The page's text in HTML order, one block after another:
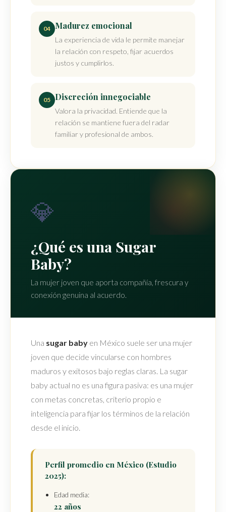
04 Madurez emocional
La experiencia de vida le permite manejar
la relación con respeto, fijar acuerdos
justos y cumplirlos.
05 Discreción innegociable
Valora la privacidad. Entiende que la
relación se mantiene fuera del radar
familiar y profesional de ambos.
💎
¿Qué es una Sugar
Baby?
La mujer joven que aporta compañía, frescura y
conexión genuina al acuerdo.
Una sugar baby en México suele ser una mujer
joven que decide vincularse con hombres
maduros y exitosos bajo reglas claras. La sugar
baby actual no es una figura pasiva: es una mujer
con metas concretas, criterio propio e
inteligencia para fijar los términos de la relación
desde el inicio.
Perfil promedio en México (Estudio
2025):
Edad media:
22 años